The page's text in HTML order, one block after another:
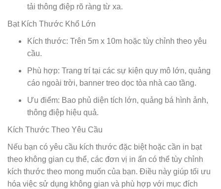
tải thông điệp rõ ràng từ xa.
Bạt Kích Thước Khổ Lớn
Kích thước: Trên 5m x 10m hoặc tùy chỉnh theo yêu
cầu.
Phù hợp: Trang trí tại các sự kiện quy mô lớn, quảng
cáo ngoài trời, banner treo dọc tòa nhà cao tầng.
Ưu điểm: Bao phủ diện tích lớn, quảng bá hình ảnh,
thông điệp hiệu quả.
Kích Thước Theo Yêu Cầu
Nếu bạn có yêu cầu kích thước đặc biệt hoặc cần in bạt
theo không gian cụ thể, các đơn vị in ấn có thể tùy chỉnh
kích thước theo mong muốn của bạn. Điều này giúp tối ưu
hóa việc sử dụng không gian và phù hợp với mục đích